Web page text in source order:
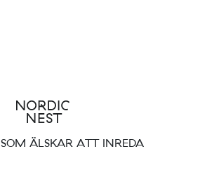
ÄLSKAR ATT INREDA